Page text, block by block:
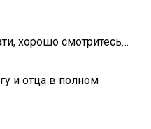
хорошо смотритесь…
и отца в полном